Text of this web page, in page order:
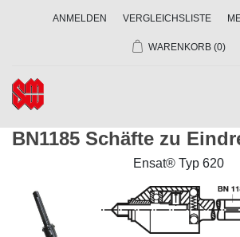
ANMELDEN VERGLEICHSLISTE
WARENKORB (0)
BN1185 Schäfte zu
Ensat® Typ 620